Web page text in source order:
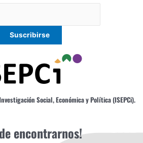
Social, Económica y Política (ISEPCi).
encontrarnos!